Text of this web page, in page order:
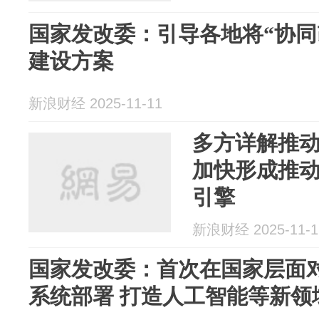
国家发改委：引导各地将“协
建设方案
新浪财经 2025-11-11
多方详解推
加快形成推
引擎
新浪财经 2025-11-
国家发改委：首次在国家层面
系统部署 打造人工智能等新